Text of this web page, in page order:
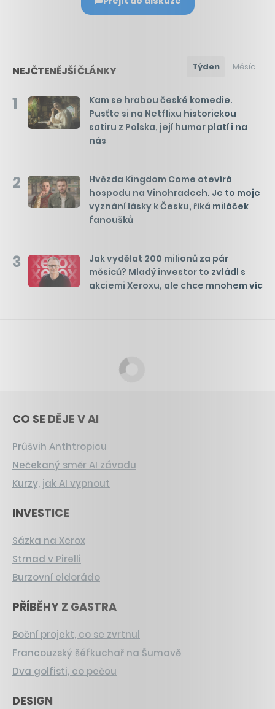
NEJČTENĚJŠÍ ČLÁNKY Týden Měsíc
1
Kam se hrabou české komedie.
Pusťte si na Netflixu historickou
satiru z Polska, její humor platí i na
nás
2
Hvězda Kingdom Come otevírá
hospodu na Vinohradech. Je to moje
vyznání lásky k Česku, říká miláček
fanoušků
3
Jak vydělat 200 milionů za pár
měsíců? Mladý investor to zvládl s
akciemi Xeroxu, ale chce mnohem víc
CO SE DĚJE V AI
Průšvih Anthtropicu
Nečekaný směr AI závodu
Kurzy, jak AI vypnout
INVESTICE
Sázka na Xerox
Strnad v Pirelli
Burzovní eldorádo
PŘÍBĚHY Z GASTRA
Boční projekt, co se zvrtnul
Francouzský šéfkuchař na Šumavě
Dva golfisti, co pečou
DESIGN